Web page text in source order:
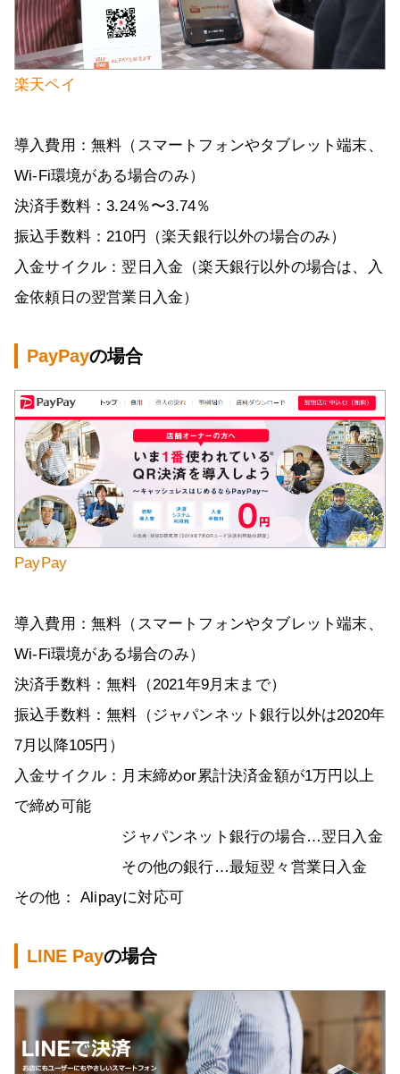
楽天ペイ
導入費用：無料（スマートフォンやタブレット端末、
Wi-Fi環境がある場合のみ）
決済手数料：3.24％〜3.74％
振込手数料：210円（楽天銀行以外の場合のみ）
入金サイクル：翌日入金（楽天銀行以外の場合は、入
金依頼日の翌営業日入金）
PayPayの場合
PayPay
導入費用：無料（スマートフォンやタブレット端末、
Wi-Fi環境がある場合のみ）
決済手数料：無料（2021年9月末まで）
振込手数料：無料（ジャパンネット銀行以外は2020年
7月以降105円）
入金サイクル：月末締めor累計決済金額が1万円以上
で締め可能
ジャパンネット銀行の場合…翌日入金
その他の銀行…最短翌々営業日入金
その他： Alipayに対応可
LINE Payの場合